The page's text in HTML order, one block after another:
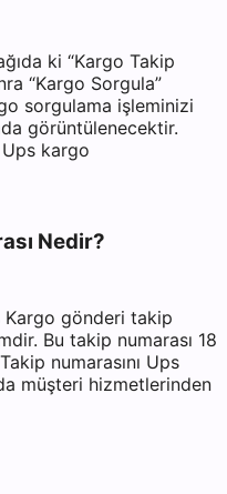
ki “Kargo Takip
“Kargo Sorgula”
sorgulama işleminizi
görüntülenecektir.
kargo
Nedir?
Kargo gönderi takip
Bu takip numarası 18
numarasını Ups
müşteri hizmetlerinden